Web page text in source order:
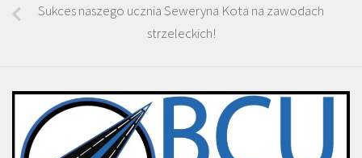
Sukces naszego ucznia Seweryna Kota na zawodach
strzeleckich!